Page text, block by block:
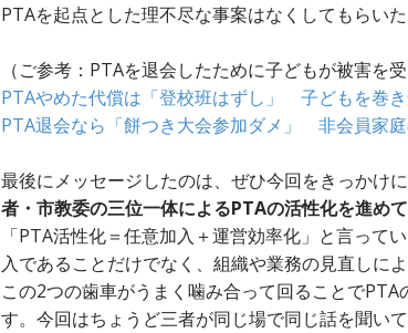
PTAを起点とした理不尽な事案はなくしてもらいた
（ご参考：PTAを退会したために子どもが被害を受
PTAやめた代償は「登校班はずし」 子どもを巻き
PTA退会なら「餅つき大会参加ダメ」 非会員家
最後にメッセージしたのは、ぜひ今回をきっかけに
者・市教委の三位一体によるPTAの活性化を進め
「PTA活性化＝任意加入＋運営効率化」と言って
入であることだけでなく、組織や業務の見直しに
この2つの歯車がうまく噛み合って回ることで
す。今回はちょうど三者が同じ場で同じ話を聞い